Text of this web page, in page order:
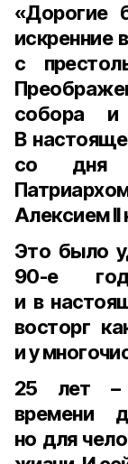
«Дорогие
искренние
с
собора и
В
со дня
Алексием II
Это было
90-е
и в
восторг
и у
25 лет –
времени
но для